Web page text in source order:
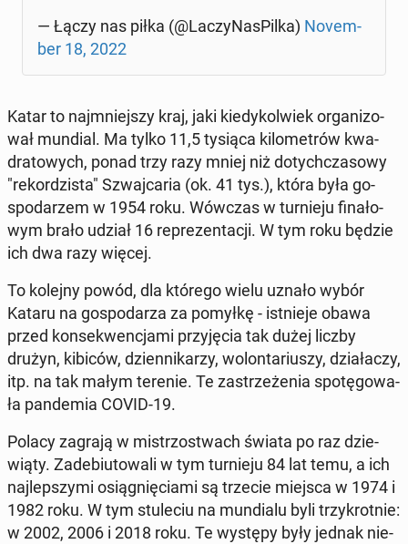
— Łączy nas piłka (@La­czy­Na­sPil­ka) No­vem­
ber 18, 2022
Katar to naj­mniej­szy kraj, jaki kie­dy­kol­wiek or­ga­ni­zo­
wał mundial. Ma tylko 11,5 tysiąca ki­lo­me­trów kwa­
dra­to­wych, ponad trzy razy mniej niż do­tych­cza­so­wy
"re­kor­dzi­sta" Szwaj­ca­ria (ok. 41 tys.), która była go­
spo­da­rzem w 1954 roku. Wówczas w tur­nie­ju fi­na­ło­
wym brało udział 16 re­pre­zen­ta­cji. W tym roku będzie
ich dwa razy więcej.
To kolejny powód, dla którego wielu uznało wybór
Kataru na go­spo­da­rza za pomyłkę - ist­nie­je obawa
przed kon­se­kwen­cja­mi przy­ję­cia tak dużej liczby
drużyn, kibiców, dzien­ni­ka­rzy, wo­lon­ta­riu­szy, dzia­ła­czy,
itp. na tak małym terenie. Te za­strze­że­nia spo­tę­go­wa­
ła pan­de­mia COVID-19.
Polacy zagrają w mi­strzo­stwach świata po raz dzie­
wią­ty. Za­de­biu­to­wa­li w tym tur­nie­ju 84 lat temu, a ich
naj­lep­szy­mi osią­gnię­cia­mi są trzecie miejsca w 1974 i
1982 roku. W tym stu­le­ciu na mun­dia­lu byli trzy­krot­nie:
w 2002, 2006 i 2018 roku. Te występy były jednak nie­